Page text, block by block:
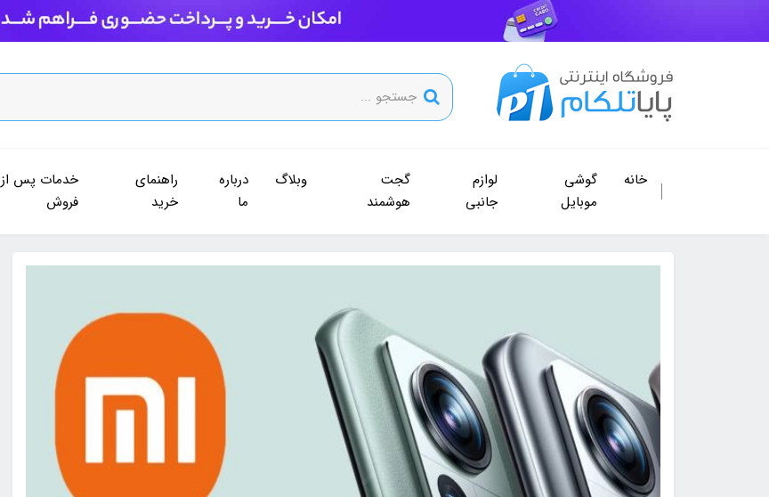
خانه
گوشی
موبایل
لوازم
جانبی
گجت
هوشمند
وبلاگ
درباره
ما
راهنمای
خرید
خدمات پس از
فروش